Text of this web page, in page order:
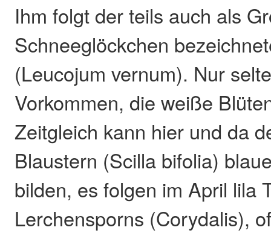
Ihm folgt der teils auch als
Schneeglöckchen
(Leucojum vernum). Nur
Vorkommen, die weiße
Zeitgleich kann hier und da
Blaustern (Scilla bifolia)
bilden, es folgen im April lila
Lerchensporns (Corydalis),